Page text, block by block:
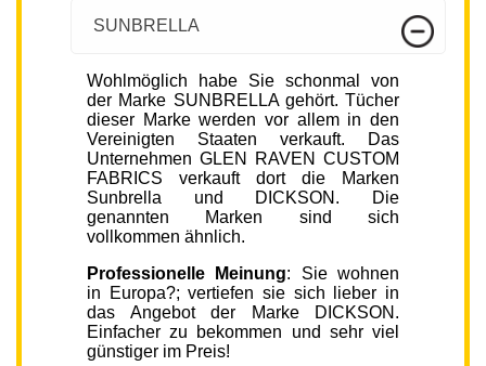
SUNBRELLA
Wohlmöglich habe Sie schonmal von
der Marke SUNBRELLA gehört. Tücher
dieser Marke werden vor allem in den
Vereinigten Staaten verkauft. Das
Unternehmen GLEN RAVEN CUSTOM
FABRICS verkauft dort die Marken
Sunbrella und DICKSON. Die
genannten Marken sind sich
vollkommen ähnlich.
Professionelle Meinung: Sie wohnen
in Europa?; vertiefen sie sich lieber in
das Angebot der Marke DICKSON.
Einfacher zu bekommen und sehr viel
günstiger im Preis!